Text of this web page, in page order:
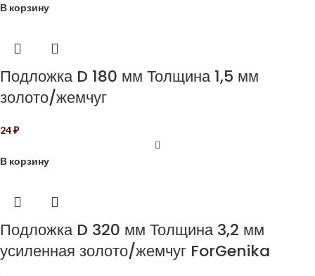
В корзину
Подложка D 180 мм Толщина 1,5 мм
золото/жемчуг
24₽
В корзину
Подложка D 320 мм Толщина 3,2 мм
усиленная золото/жемчуг ForGenika